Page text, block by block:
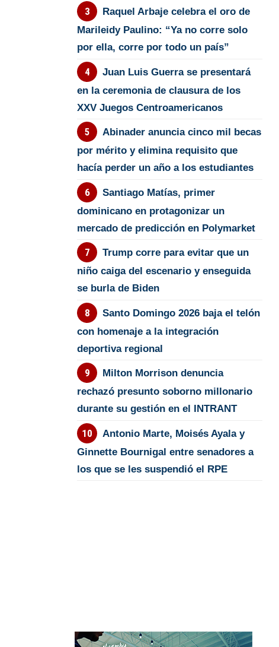
Raquel Arbaje celebra el oro de
Marileidy Paulino: “Ya no corre solo
por ella, corre por todo un país”
Juan Luis Guerra se presentará
en la ceremonia de clausura de los
XXV Juegos Centroamericanos
Abinader anuncia cinco mil becas
por mérito y elimina requisito que
hacía perder un año a los estudiantes
Santiago Matías, primer
dominicano en protagonizar un
mercado de predicción en Polymarket
Trump corre para evitar que un
niño caiga del escenario y enseguida
se burla de Biden
Santo Domingo 2026 baja el telón
con homenaje a la integración
deportiva regional
Milton Morrison denuncia
rechazó presunto soborno millonario
durante su gestión en el INTRANT
Antonio Marte, Moisés Ayala y
Ginnette Bournigal entre senadores a
los que se les suspendió el RPE